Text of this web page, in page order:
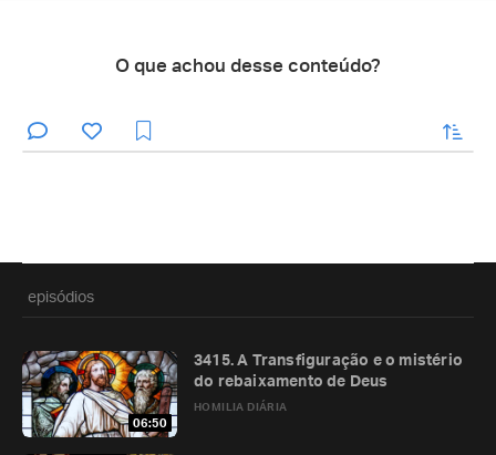
O que achou desse conteúdo?
enviar
episódios
06:50
HOMILIA DIÁRIA
3415. A Transfiguração e o mistério
do rebaixamento de Deus